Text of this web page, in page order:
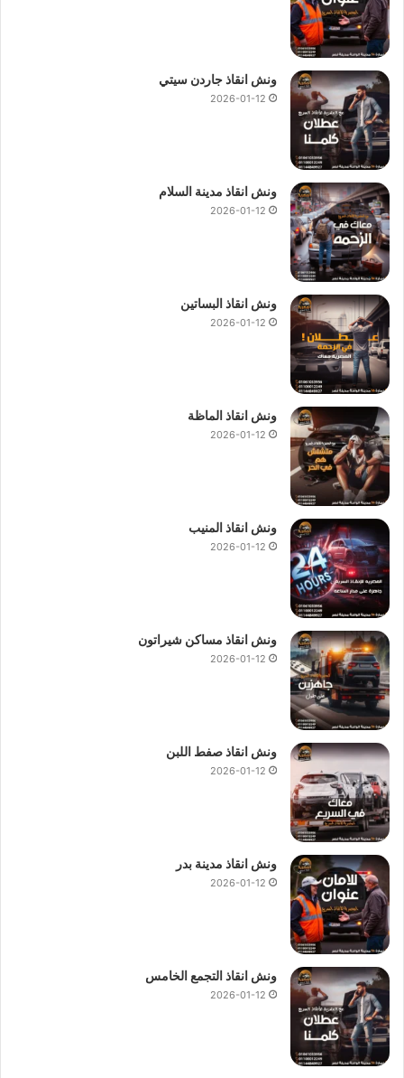
ونش انقاذ جاردن سيتي
2026-01-12
ونش انقاذ مدينة السلام
2026-01-12
ونش انقاذ البساتين
2026-01-12
ونش انقاذ الماظة
2026-01-12
ونش انقاذ المنيب
2026-01-12
ونش انقاذ مساكن شيراتون
2026-01-12
ونش انقاذ صفط اللبن
2026-01-12
ونش انقاذ مدينة بدر
2026-01-12
ونش انقاذ التجمع الخامس
2026-01-12